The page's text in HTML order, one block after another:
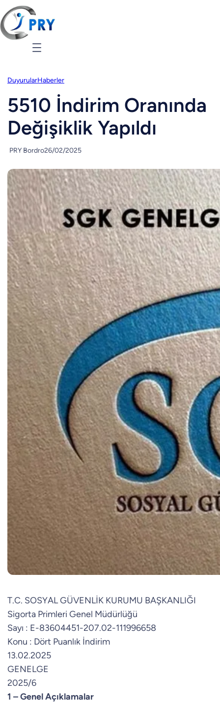
DuyurularHaberler
5510 İndirim Oranında
Değişiklik Yapıldı
PRY Bordro26/02/2025
T.C. SOSYAL GÜVENLİK KURUMU BAŞKANLIĞI
Sigorta Primleri Genel Müdürlüğü
Sayı : E-83604451-207.02-111996658
Konu : Dört Puanlık İndirim
13.02.2025
GENELGE
2025/6
1 – Genel Açıklamalar